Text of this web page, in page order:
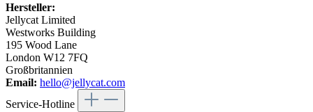
Hersteller:
Jellycat Limited
Westworks Building
195 Wood Lane
London W12 7FQ
Großbritannien
Email: hello@jellycat.com
Service-Hotline